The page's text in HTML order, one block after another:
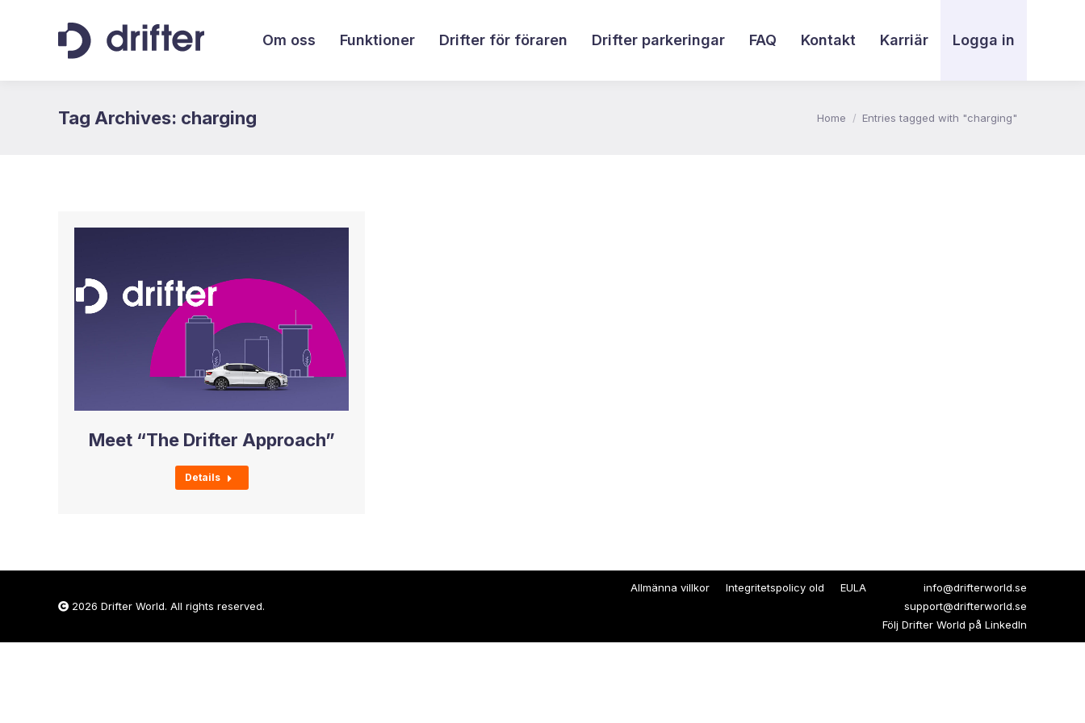
Om oss Funktioner Drifter för föraren Drifter parkeringar FAQ Kontakt Karriär Logga in
Tag Archives: charging You are here:
Home Entries tagged with "charging"
Meet “The Drifter Approach”
Details
2026 Drifter World. All rights reserved.
Allmänna villkor Integritetspolicy old EULA
info@drifterworld.se
support@drifterworld.se
Följ Drifter World på LinkedIn